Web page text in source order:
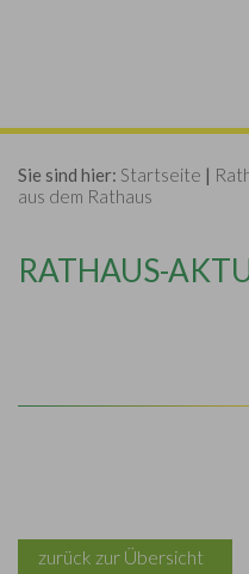
Sie sind hier: Startseite |
aus dem Rathaus
RATHAUS-
zurück zur Übersicht